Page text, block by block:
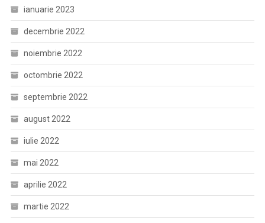
ianuarie 2023
decembrie 2022
noiembrie 2022
octombrie 2022
septembrie 2022
august 2022
iulie 2022
mai 2022
aprilie 2022
martie 2022